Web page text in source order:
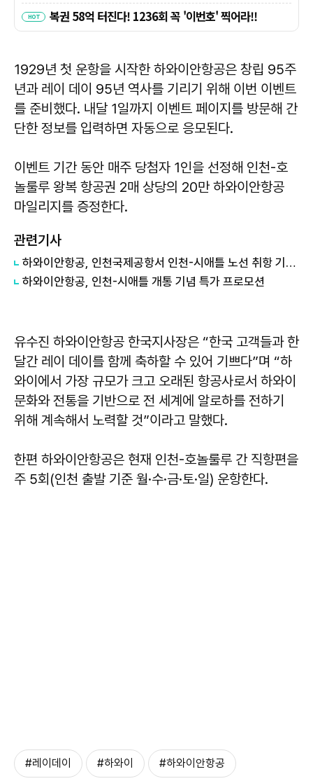
1929년 첫 운항을 시작한 하와이안항공은 창립 95주
년과 레이 데이 95년 역사를 기리기 위해 이번 이벤트
를 준비했다. 내달 1일까지 이벤트 페이지를 방문해 간
단한 정보를 입력하면 자동으로 응모된다.
이벤트 기간 동안 매주 당첨자 1인을 선정해 인천-호
놀룰루 왕복 항공권 2매 상당의 20만 하와이안항공
마일리지를 증정한다.
관련기사
하와이안항공, 인천국제공항서 인천-시애틀 노선 취항 기념식 개최
하와이안항공, 인천-시애틀 개통 기념 특가 프로모션
유수진 하와이안항공 한국지사장은 “한국 고객들과 한
달간 레이 데이를 함께 축하할 수 있어 기쁘다”며 “하
와이에서 가장 규모가 크고 오래된 항공사로서 하와이
문화와 전통을 기반으로 전 세계에 알로하를 전하기
위해 계속해서 노력할 것”이라고 말했다.
한편 하와이안항공은 현재 인천-호놀룰루 간 직항편을
주 5회(인천 출발 기준 월·수·금·토·일) 운항한다.
#레이데이 #하와이 #하와이안항공